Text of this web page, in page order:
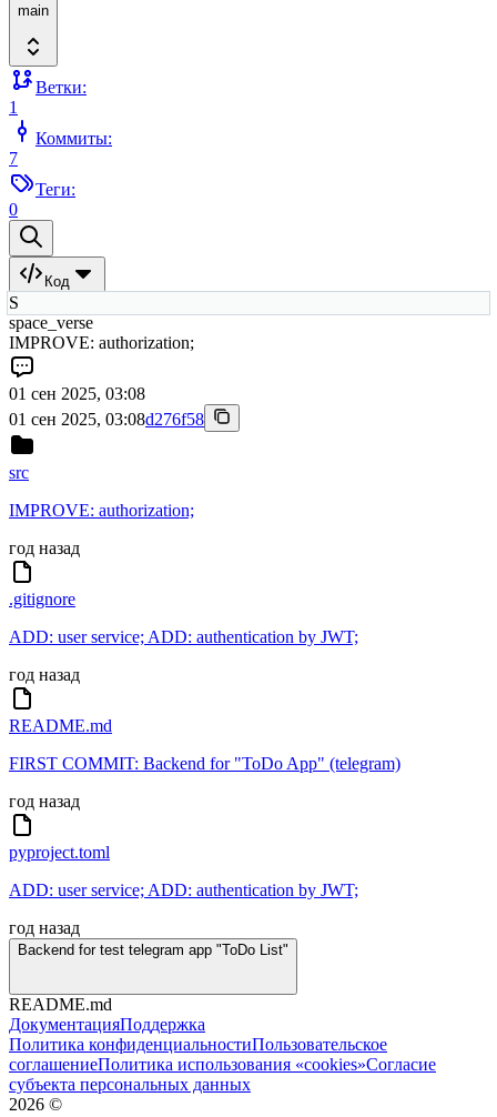
main
Ветки:
1
Коммиты:
7
Теги:
0
Код
S
space_verse
IMPROVE: authorization;
01 сен 2025, 03:08
01 сен 2025, 03:08d276f58
src
IMPROVE: authorization;
год назад
.gitignore
ADD: user service; ADD: authentication by JWT;
год назад
README.md
FIRST COMMIT: Backend for "ToDo App" (telegram)
год назад
pyproject.toml
ADD: user service; ADD: authentication by JWT;
год назад
Backend for test telegram app "ToDo List"
README.md
ДокументацияПоддержка
Политика конфиденциальностиПользовательское
соглашениеПолитика использования «cookies»Согласие
субъекта персональных данных
2026 ©